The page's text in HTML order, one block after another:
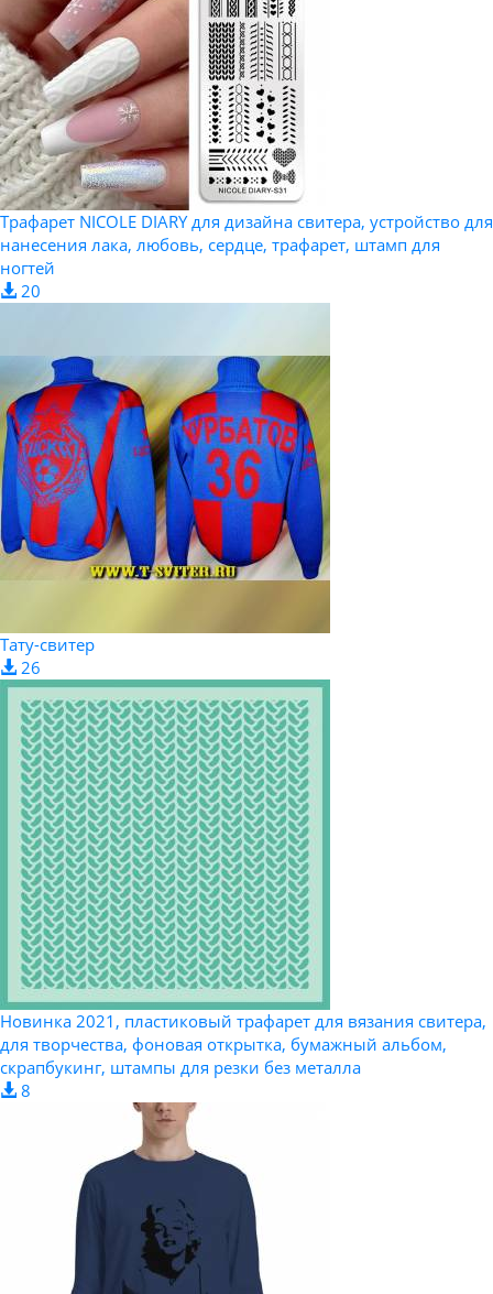
Трафарет NICOLE DIARY для дизайна свитера, устройство для
нанесения лака, любовь, сердце, трафарет, штамп для
ногтей
20
Тату-свитер
26
Новинка 2021, пластиковый трафарет для вязания свитера,
для творчества, фоновая открытка, бумажный альбом,
скрапбукинг, штампы для резки без металла
8